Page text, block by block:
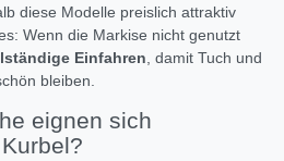
diese Modelle preislich attraktiv
Wenn die Markise nicht genutzt
Einfahren, damit Tuch und
bleiben.
eignen sich